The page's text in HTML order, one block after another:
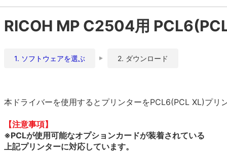
RICOH MP C2504用
1. ソフトウェアを選ぶ 2. ダウンロード
本ドライバーを使用するとプリンターをPCL6(PCL XL)プリ
【注意事項】
※PCLが使用可能なオプションカードが装着されている
上記プリンターに対応しています。